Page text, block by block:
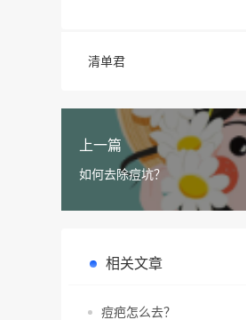
清单君
上一篇
如何去除痘坑？
相关文章
痘疤怎么去？